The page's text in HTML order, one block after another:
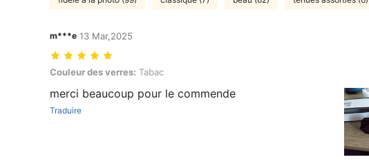
m***e 13 Mar,2025
Couleur des verres: Tabac
Couleur des verres: Tabac
merci beaucoup pour le commende
Traduire